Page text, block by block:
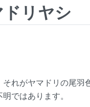
ドリヤシ
れがヤマドリの尾羽
ではあります。